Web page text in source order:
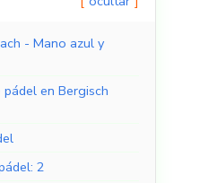
- Mano azul y
en Bergisch
2